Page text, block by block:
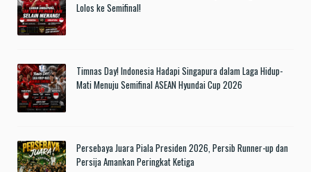
Lolos ke Semifinal!
Timnas Day! Indonesia Hadapi Singapura dalam Laga Hidup-
Mati Menuju Semifinal ASEAN Hyundai Cup 2026
Persebaya Juara Piala Presiden 2026, Persib Runner-up dan
Persija Amankan Peringkat Ketiga